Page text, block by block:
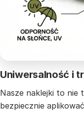
Uniwersalność i
Nasze naklejki to nie
bezpiecznie